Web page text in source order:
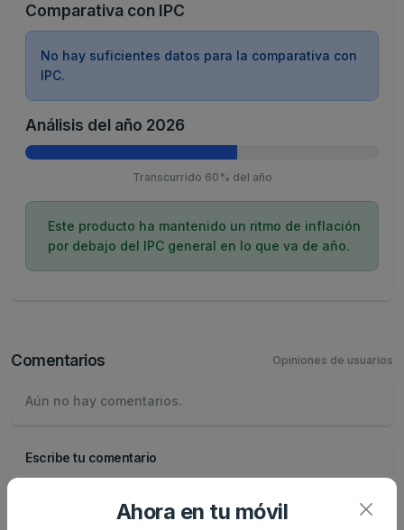
Comparativa con IPC
No hay suficientes datos para la comparativa con
IPC.
Análisis del año 2026
Transcurrido 60% del año
Este producto ha mantenido un ritmo de inflación
por debajo del IPC general en lo que va de año.
Comentarios Opiniones de usuarios
Aún no hay comentarios.
Escribe tu comentario
Ahora en tu móvil